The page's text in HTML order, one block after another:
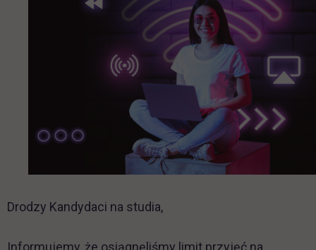
Drodzy Kandydaci na studia,
Informujemy, że osiągnęliśmy limit przyjęć na